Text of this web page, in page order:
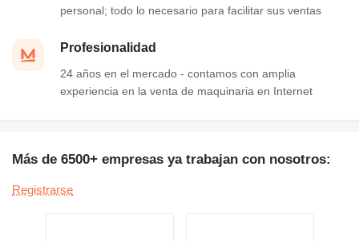
personal; todo lo necesario para facilitar sus ventas
Profesionalidad
24 años en el mercado - contamos con amplia
experiencia en la venta de maquinaria en Internet
Más de 6500+ empresas ya trabajan con nosotros:
Registrarse